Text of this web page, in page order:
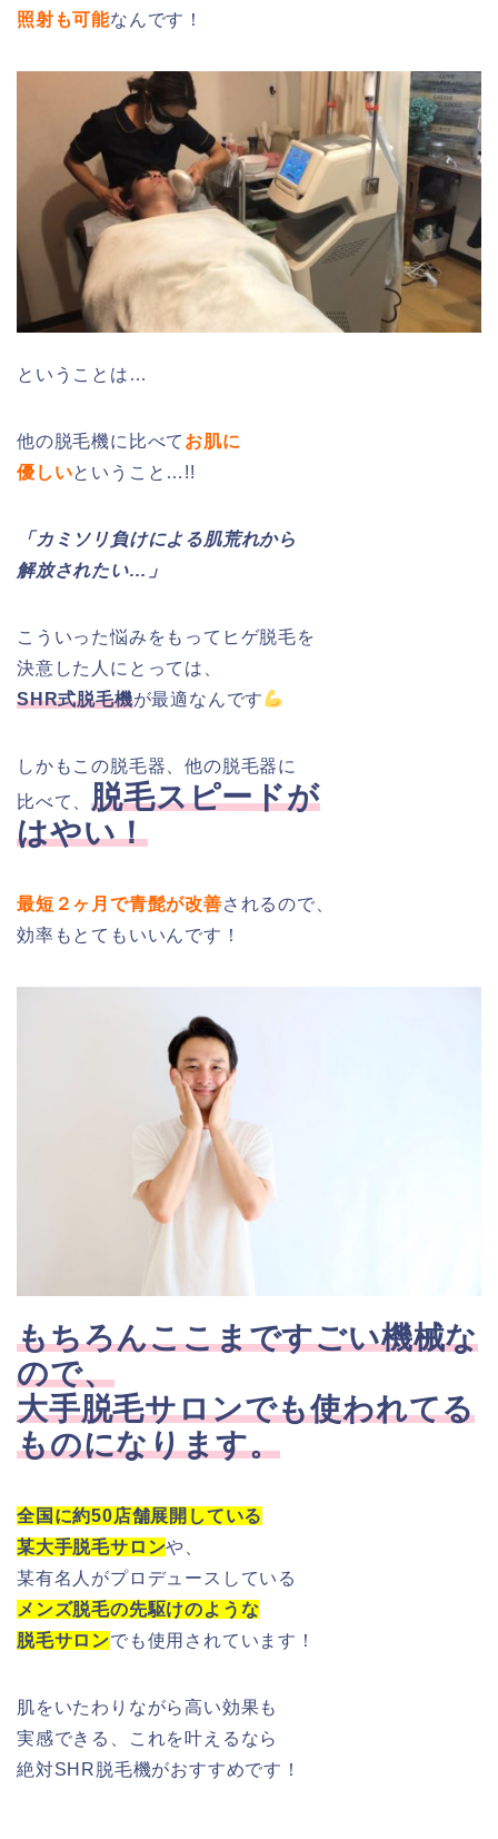
照射も可能なんです！
ということは…
他の脱毛機に比べて お肌に
優しいということ…!!
「カミソリ負けによる肌荒れから
解放されたい…」
こういった悩みをもってヒゲ脱毛を
決意した人にとっては、
SHR式脱毛機が最適なんです
しかもこの脱毛器、他の脱毛器に
比べて、脱毛スピードが
はやい！
最短２ヶ月で青髭が改善されるので、
効率もとてもいいんです！
もちろんここまですごい機械な
ので、
大手脱毛サロンでも使われてる
ものになります。
全国に約50店舗展開している
某大手脱毛サロンや、
某有名人がプロデュースしている
メンズ脱毛の先駆けのような
脱毛サロンでも使用されています！
肌をいたわりながら高い効果も
実感できる、これを叶えるなら
絶対SHR脱毛機がおすすめです！